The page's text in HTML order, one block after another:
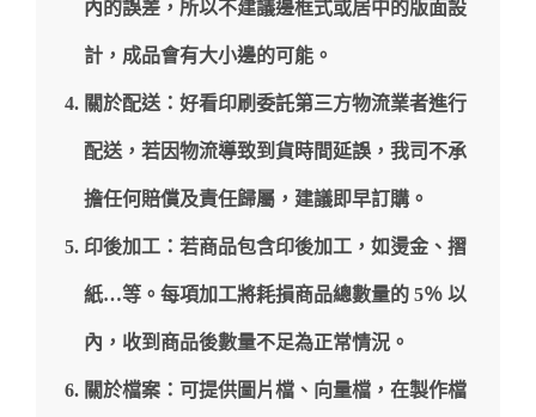
內的誤差，所以不建議邊框式或居中的版面設
計，成品會有大小邊的可能。
關於配送：好看印刷委託第三方物流業者進行
配送，若因物流導致到貨時間延誤，我司不承
擔任何賠償及責任歸屬，建議即早訂購。
印後加工：若商品包含印後加工，如燙金、摺
紙…等。每項加工將耗損商品總數量的 5％ 以
內，收到商品後數量不足為正常情況。
關於檔案：可提供圖片檔、向量檔，在製作檔